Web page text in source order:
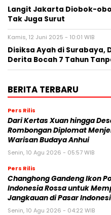
Langit Jakarta Diobok-
Tak Juga Surut
Kamis, 12 Juni 2025 - 10:01 WIB
Disiksa Ayah di Surabaya,
Derita Bocah 7 Tahun
BERITA TERBARU
Pers Rilis
Dari Kertas Xuan hingga
Rombongan Diplomat
Warisan Budaya Anhui
Senin, 10 Agu 2026 - 05:57 WIB
Pers Rilis
Changhong Gandeng Ikon
Indonesia Rossa untuk
Jangkauan di Pasar
Senin, 10 Agu 2026 - 04:22 WIB